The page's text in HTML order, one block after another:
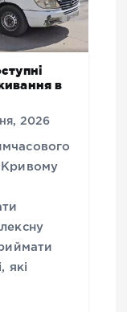
в
2026
Кривому
які